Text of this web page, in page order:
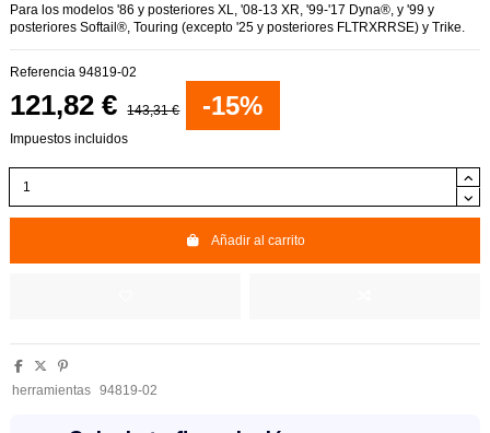
Para los modelos '86 y posteriores XL, '08-13 XR, '99-'17 Dyna®, y '99 y
posteriores Softail®, Touring (excepto '25 y posteriores FLTRXRRSE) y Trike.
Referencia 94819-02
121,82 € 143,31 € -15%
Impuestos incluidos
Añadir al carrito
herramientas 94819-02